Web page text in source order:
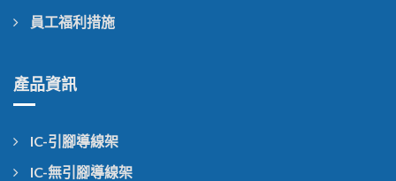
員工福利措施
產品資訊
IC-引腳導線架
IC-無引腳導線架